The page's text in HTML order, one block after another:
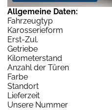
Allgemeine Daten:
Fahrzeugtyp
Karosserieform
Erst-Zul.
Getriebe
Kilometerstand
Anzahl der Türen
Farbe
Standort
Lieferzeit
Unsere Nummer